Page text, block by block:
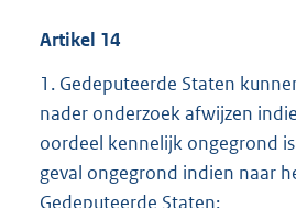
Artikel 14
1. Gedeputeerde Staten
nader onderzoek afwijzen
oordeel kennelijk ongegrond
geval ongegrond indien naar
Gedeputeerde Staten: